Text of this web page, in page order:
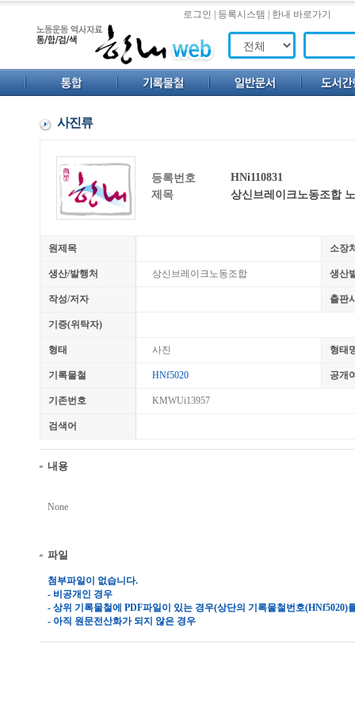
로그인 등록시스템 한내 바로가기
사진류
등록번호
HNi110831
제목
상신브레이크노동조합
원제목 소장
생산/발행처 상신브레이크노동조합 생산
작성/저자 출판
기증(위탁자)
형태 사진 형태
기록물철 HNf5020 공개
기존번호 KMWUi13957
검색어
내용
None
파일
첨부파일이 없습니다.
- 비공개인 경우
- 상위 기록물철에 PDF파일이 있는 경우(상단의 기록물철번호
- 아직 원문전산화가 되지 않은 경우